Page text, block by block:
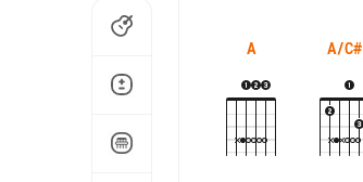
A A/C#